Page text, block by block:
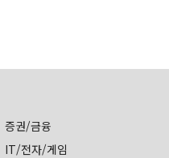
증권/금융
IT/전자/게임